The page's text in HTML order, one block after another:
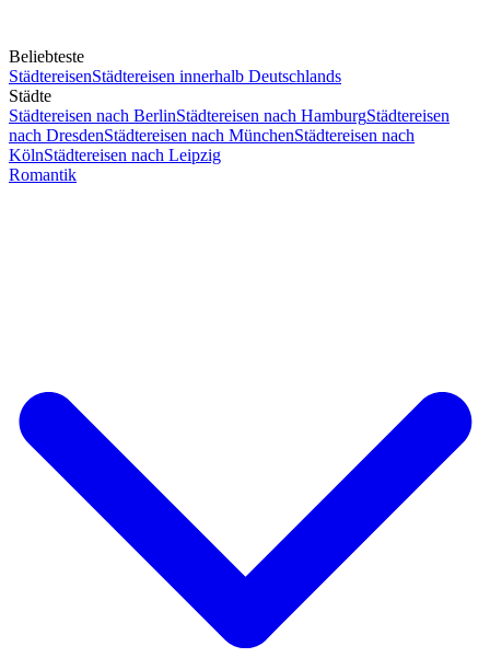
Beliebteste
StädtereisenStädtereisen innerhalb Deutschlands
Städte
Städtereisen nach BerlinStädtereisen nach HamburgStädtereisen
nach DresdenStädtereisen nach MünchenStädtereisen nach
KölnStädtereisen nach Leipzig
Romantik